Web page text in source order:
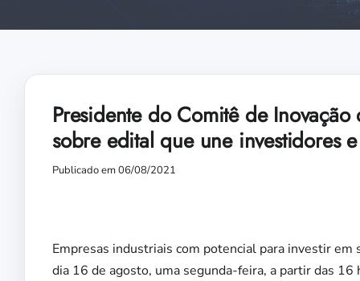
Presidente do Comitê de
sobre edital que une investidores
Publicado em 06/08/2021
Empresas industriais com potencial para investir
dia 16 de agosto, uma segunda-feira, a partir das 16